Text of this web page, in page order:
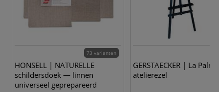
73 varianten
HONSELL | NATURELLE
schildersdoek — linnen
universeel geprepareerd
GERSTAECKER | La Palma
atelierezel